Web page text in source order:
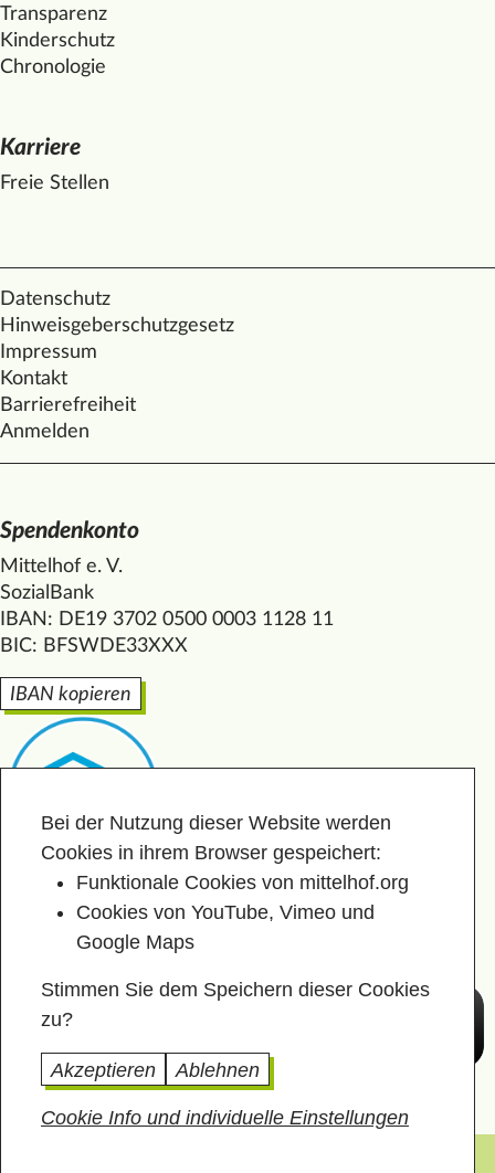
Transparenz
Kinderschutz
Chronologie
Karriere
Freie Stellen
Datenschutz
Hinweisgeberschutzgesetz
Impressum
Kontakt
Barrierefreiheit
Anmelden
Spendenkonto
Mittelhof e. V.
SozialBank
IBAN: DE19 3702 0500 0003 1128 11
BIC: BFSWDE33XXX
IBAN kopieren
Bei der Nutzung dieser Website werden
Cookies in ihrem Browser gespeichert:
Funktionale Cookies von mittelhof.org
Cookies von YouTube, Vimeo und
Google Maps
Stimmen Sie dem Speichern dieser Cookies
zu?
Akzeptieren Ablehnen
Cookie Info und individuelle Einstellungen